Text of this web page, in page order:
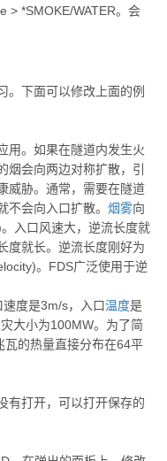
> *SMOKE/WATER。会
。下面可以修改上面的例
用。如果在隧道内发生火
烟会向两边对称扩散，引
威胁。通常，需要在隧道
不会向入口扩散。 烟雾向
入口风速大，逆流长度就
度就长。逆流长度刚好为
。FDS广泛使用于逆
度是3m/s，入口温度是
大小为100MW。为了简
的热量直接分布在64平
有打开，可以打开保存的